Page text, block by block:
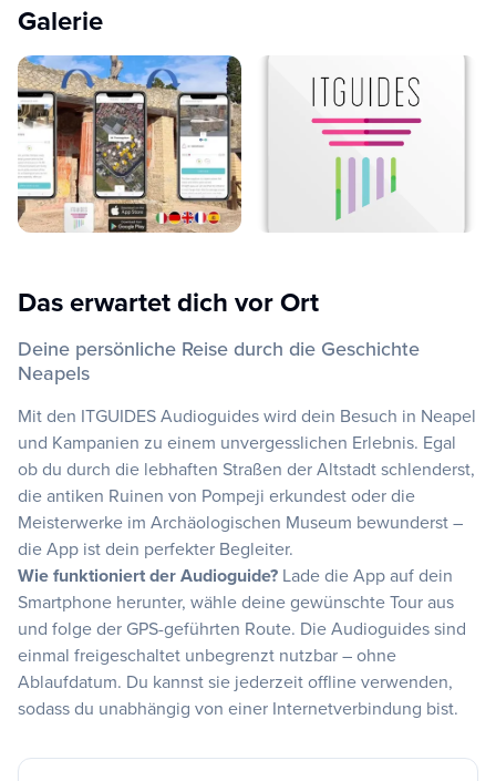
Galerie
Das erwartet dich vor Ort
Deine persönliche Reise durch die Geschichte
Neapels
Mit den ITGUIDES Audioguides wird dein Besuch in Neapel
und Kampanien zu einem unvergesslichen Erlebnis. Egal
ob du durch die lebhaften Straßen der Altstadt schlenderst,
die antiken Ruinen von Pompeji erkundest oder die
Meisterwerke im Archäologischen Museum bewunderst –
die App ist dein perfekter Begleiter.
Wie funktioniert der Audioguide? Lade die App auf dein
Smartphone herunter, wähle deine gewünschte Tour aus
und folge der GPS-geführten Route. Die Audioguides sind
einmal freigeschaltet unbegrenzt nutzbar – ohne
Ablaufdatum. Du kannst sie jederzeit offline verwenden,
sodass du unabhängig von einer Internetverbindung bist.